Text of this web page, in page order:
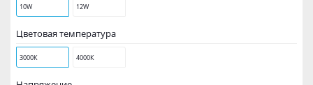
10W 12W
Цветовая температура
3000К 4000К